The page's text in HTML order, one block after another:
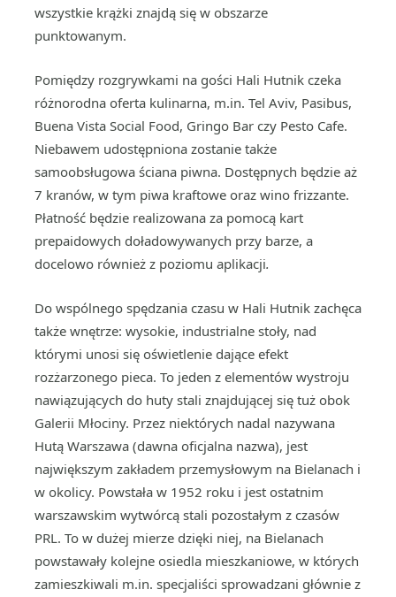
wszystkie krążki znajdą się w obszarze
punktowanym.
Pomiędzy rozgrywkami na gości Hali Hutnik czeka
różnorodna oferta kulinarna, m.in. Tel Aviv, Pasibus,
Buena Vista Social Food, Gringo Bar czy Pesto Cafe.
Niebawem udostępniona zostanie także
samoobsługowa ściana piwna. Dostępnych będzie aż
7 kranów, w tym piwa kraftowe oraz wino frizzante.
Płatność będzie realizowana za pomocą kart
prepaidowych doładowywanych przy barze, a
docelowo również z poziomu aplikacji.
Do wspólnego spędzania czasu w Hali Hutnik zachęca
także wnętrze: wysokie, industrialne stoły, nad
którymi unosi się oświetlenie dające efekt
rozżarzonego pieca. To jeden z elementów wystroju
nawiązujących do huty stali znajdującej się tuż obok
Galerii Młociny. Przez niektórych nadal nazywana
Hutą Warszawa (dawna oficjalna nazwa), jest
największym zakładem przemysłowym na Bielanach i
w okolicy. Powstała w 1952 roku i jest ostatnim
warszawskim wytwórcą stali pozostałym z czasów
PRL. To w dużej mierze dzięki niej, na Bielanach
powstawały kolejne osiedla mieszkaniowe, w których
zamieszkiwali m.in. specjaliści sprowadzani głównie z